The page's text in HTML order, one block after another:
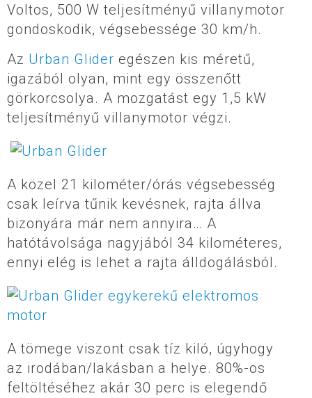
Voltos, 500 W teljesítményű villanymotor
gondoskodik, végsebessége 30 km/h.
Az Urban Glider egészen kis méretű,
igazából olyan, mint egy összenőtt
görkorcsolya. A mozgatást egy 1,5 kW
teljesítményű villanymotor végzi.
A közel 21 kilométer/órás végsebesség
csak leírva tűnik kevésnek, rajta állva
bizonyára már nem annyira… A
hatótávolsága nagyjából 34 kilométeres,
ennyi elég is lehet a rajta álldogálásból.
A tömege viszont csak tíz kiló, úgyhogy
az irodában/lakásban a helye. 80%-os
feltöltéséhez akár 30 perc is elegendő